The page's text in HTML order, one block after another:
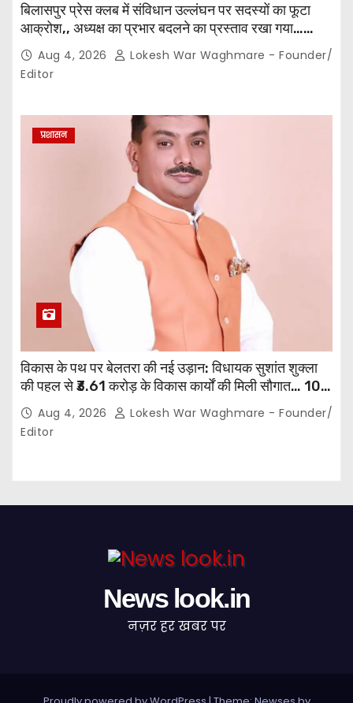
बिलासपुर प्रेस क्लब में संविधान उल्लंघन पर सदस्यों का फूटा
आक्रोश,, अध्यक्ष का प्रभार बदलने का प्रस्ताव रखा गया…
करीब 150 सदस्यों की बैठक में कई अहम प्रस्ताव सर्वसम्मति से
पारित,, पत्रकारों ने कलेक्टर व सहायक पंजीयक को सौंपा
ज्ञापन…
Aug 4, 2026
Lokesh War Waghmare - Founder/
Editor
प्रशासन
विकास के पथ पर बेलतरा की नई उड़ान: विधायक सुशांत शुक्ला
की पहल से ₹3.61 करोड़ के विकास कार्यों की मिली सौगात… 10
गांवों में बनेंगे सामुदायिक भवन,, 11 स्थानों पर सीसी रोड निर्माण को
मिली प्रशासनिक स्वीकृति…
Aug 4, 2026
Lokesh War Waghmare - Founder/
Editor
News look.in
नज़र हर खबर पर